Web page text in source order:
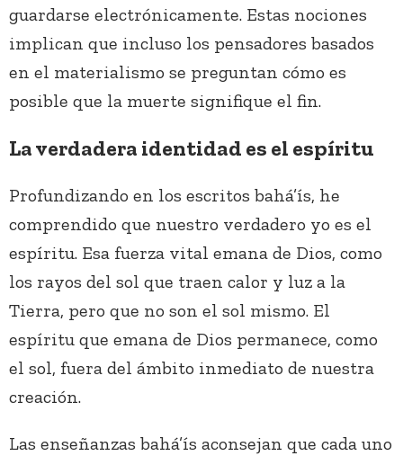
guardarse electrónicamente. Estas nociones
implican que incluso los pensadores basados
en el materialismo se preguntan cómo es
posible que la muerte signifique el fin.
La verdadera identidad es el espíritu
Profundizando en los escritos bahá’ís, he
comprendido que nuestro verdadero yo es el
espíritu. Esa fuerza vital emana de Dios, como
los rayos del sol que traen calor y luz a la
Tierra, pero que no son el sol mismo. El
espíritu que emana de Dios permanece, como
el sol, fuera del ámbito inmediato de nuestra
creación.
Las enseñanzas bahá’ís aconsejan que cada uno